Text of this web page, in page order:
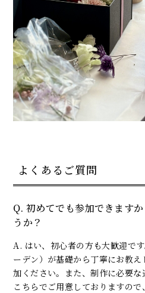
よくあるご質問
Q. 初めてでも参加できます
うか？
A. はい、初心者の方も大歓迎で
ーデン）が基礎から丁寧にお教
加ください。また、制作に必要
こちらでご用意しておりますの